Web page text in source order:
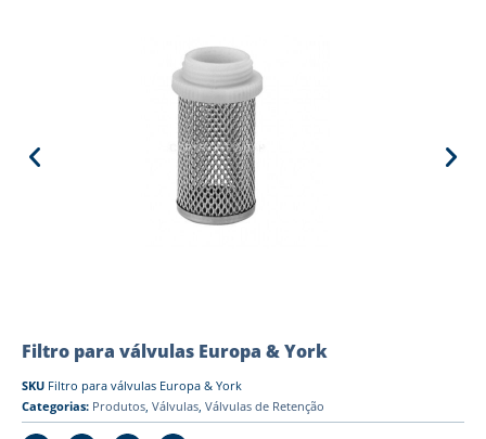
Filtro para válvulas Europa & York
SKU Filtro para válvulas Europa & York
Categorias: Produtos, Válvulas, Válvulas de Retenção